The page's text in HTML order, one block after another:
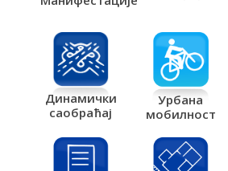
Динамички
саобраћај
Урбана
мобилност